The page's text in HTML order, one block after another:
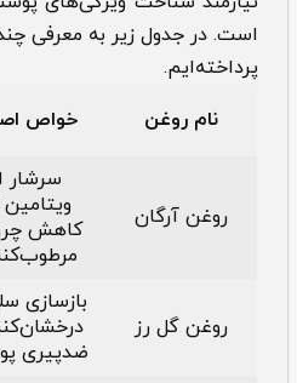
است. در جدول زیر به معرفی
پرداخته‌ایم.
نام روغن
خواص
روغن آرگان
سرشار
کاهش
روغن گل رز
بازسازی
ضدپیری